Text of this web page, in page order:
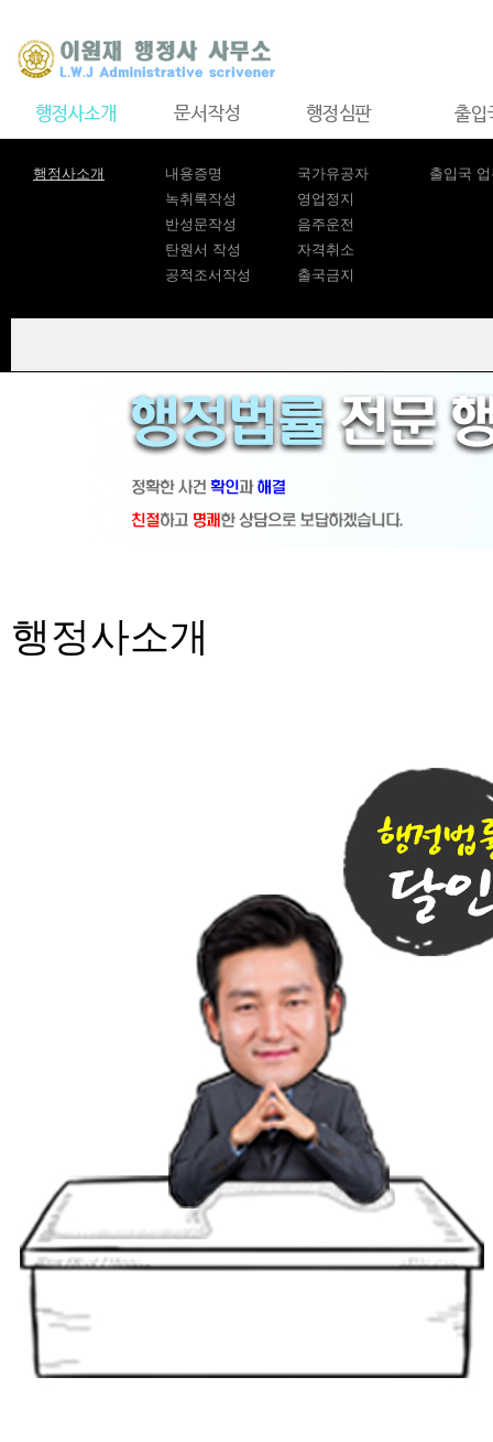
행정사소개
내용증명
녹취록작성
반성문작성
탄원서 작성
공적조서작성
국가유공자
영업정지
음주운전
자격취소
출국금지
출입국
행정사소개